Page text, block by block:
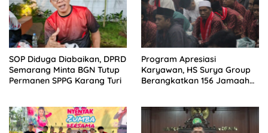
SOP Diduga Diabaikan, DPRD
Semarang Minta BGN Tutup
Permanen SPPG Karang Turi
Program Apresiasi
Karyawan, HS Surya Group
Berangkatkan 156 Jamaah